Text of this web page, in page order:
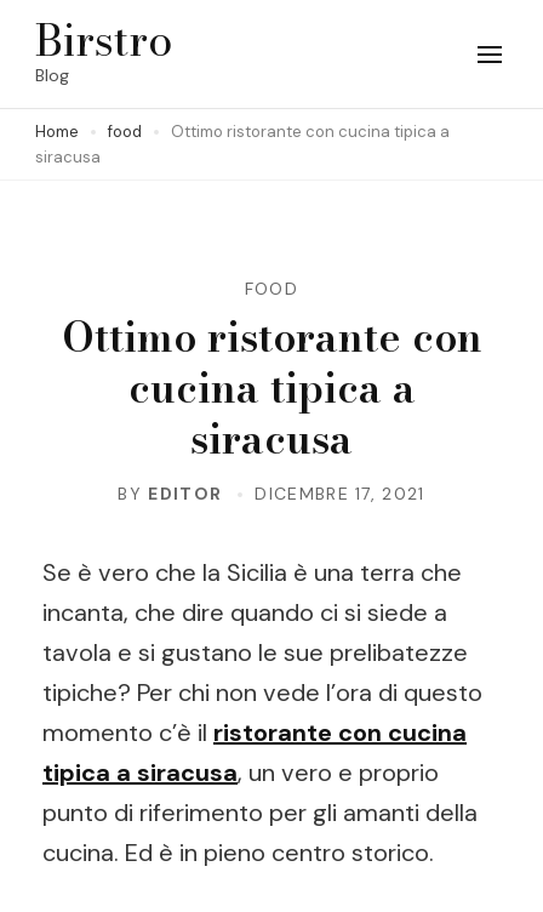
Skip
(Press
Birstro
Blog
Home food
Ottimo ristorante con cucina tipica a
siracusa
FOOD
Ottimo ristorante con
cucina tipica a
siracusa
BY EDITOR DICEMBRE 17, 2021
Se è vero che la Sicilia è una terra che
incanta, che dire quando ci si siede a
tavola e si gustano le sue prelibatezze
tipiche? Per chi non vede l’ora di questo
momento c’è il ristorante con cucina
tipica a siracusa, un vero e proprio
punto di riferimento per gli amanti della
cucina. Ed è in pieno centro storico.